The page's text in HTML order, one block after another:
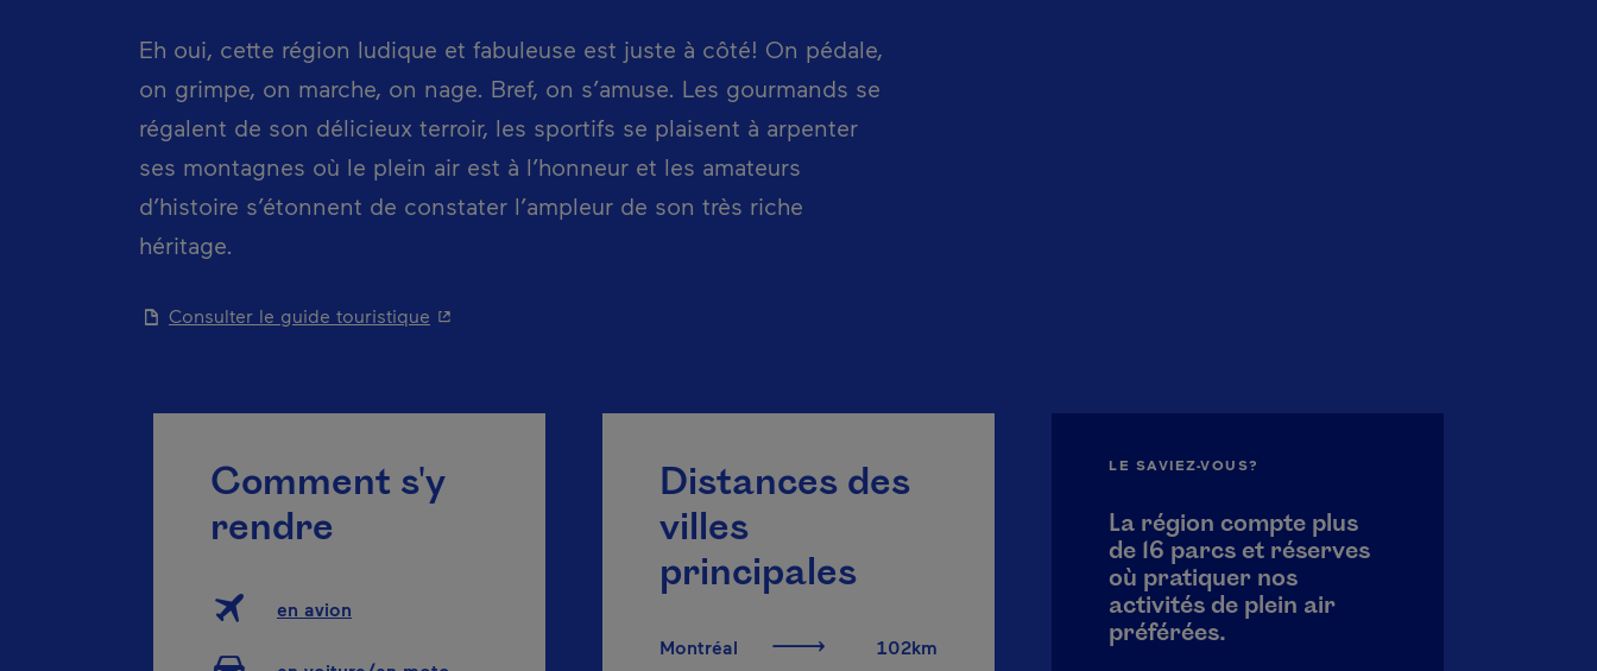
Eh oui, cette région ludique et fabuleuse est juste à côté! On pédale,
on grimpe, on marche, on nage. Bref, on s’amuse. Les gourmands se
régalent de son délicieux terroir, les sportifs se plaisent à arpenter
ses montagnes où le plein air est à l’honneur et les amateurs
d’histoire s’étonnent de constater l’ampleur de son très riche
héritage.
Consulter le guide touristique - Cet hyperlien s'ouvrira dans une nouvelle fenêtre.
Comment s'y
rendre
en avion
Distances des
villes
principales
Montréal
102km
LE SAVIEZ-VOUS?
La région compte plus
de 16 parcs et réserves
où pratiquer nos
activités de plein air
préférées.